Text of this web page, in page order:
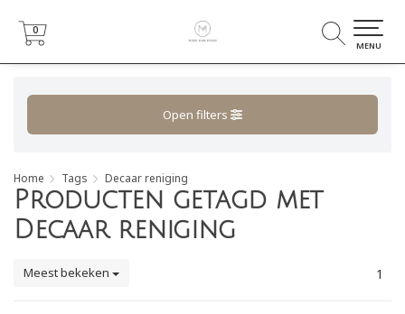
0
0
MENU
Open filters
Home Tags Decaar reniging
Producten getagd met
Decaar reniging
Meest bekeken 1